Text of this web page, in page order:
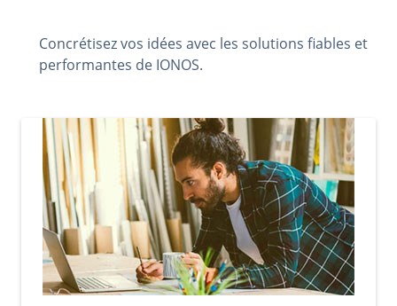
Concrétisez vos idées avec les solutions fiables et
performantes de IONOS.